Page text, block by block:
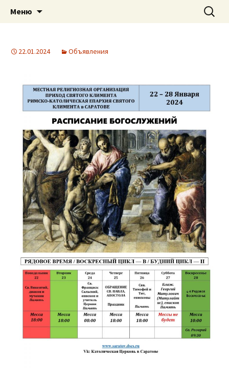
Римско-католическая
церковь в Саратове
Приход святого Климента
Меню Найти:
22.01.2024 Объявления